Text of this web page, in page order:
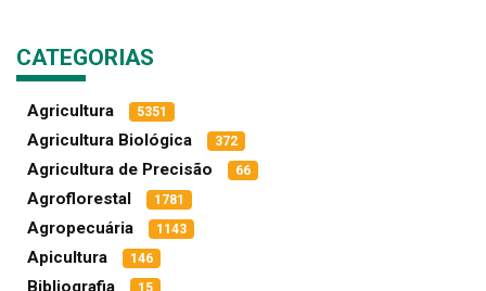
CATEGORIAS
Agricultura 5351
Agricultura Biológica 372
Agricultura de Precisão 66
Agroflorestal 1781
Agropecuária 1143
Apicultura 146
Bibliografia 15